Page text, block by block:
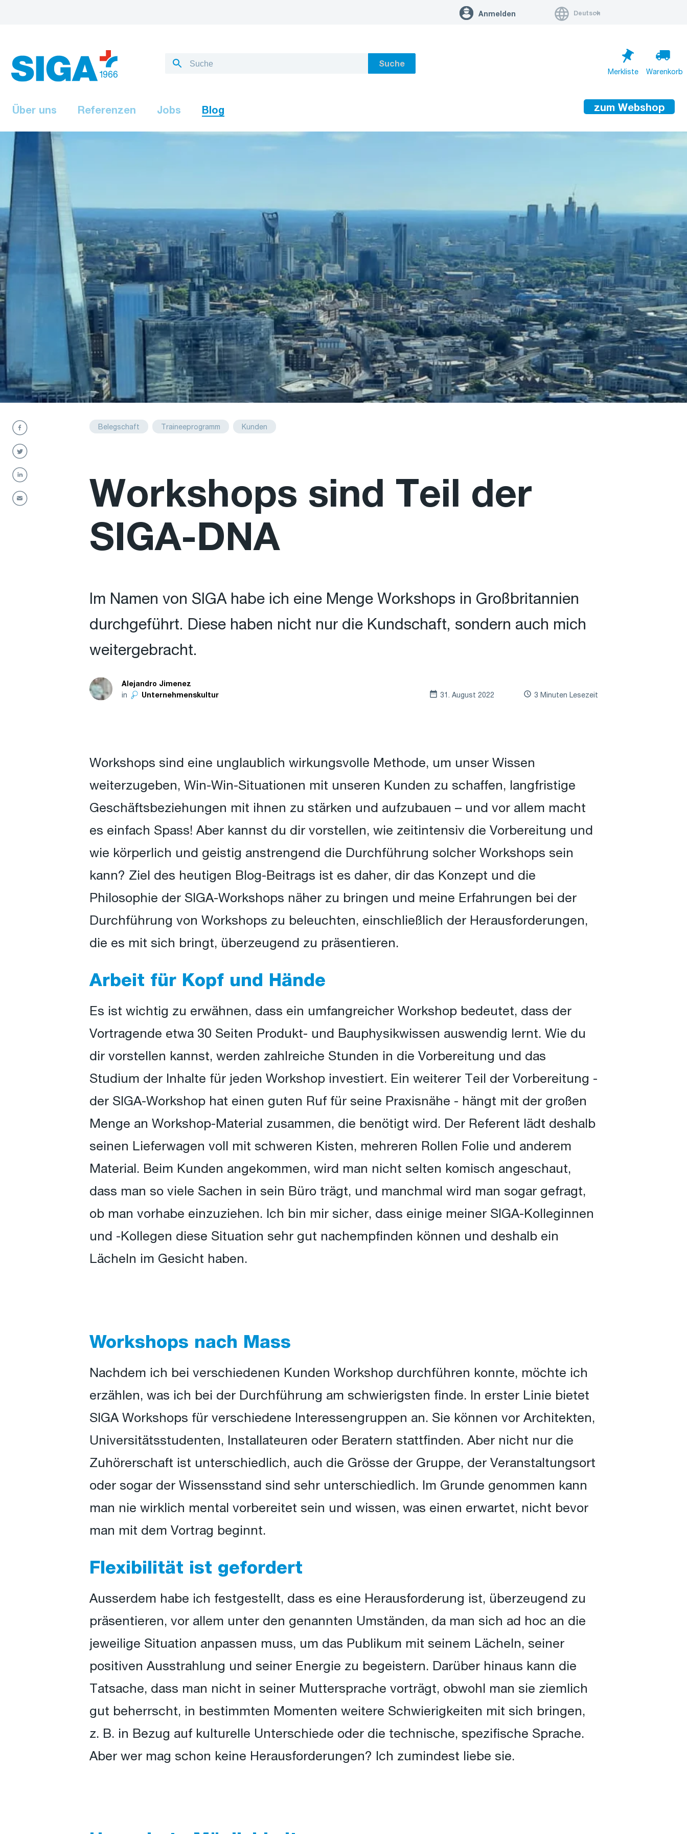
Anmelden Deutsch
Suche
Merkliste Warenkorb
Über uns Referenzen Jobs Blog zum Webshop
Belegschaft Traineeprogramm Kunden
Workshops sind Teil der
SIGA-DNA
Im Namen von SIGA habe ich eine Menge Workshops in Großbritannien
durchgeführt. Diese haben nicht nur die Kundschaft, sondern auch mich
weitergebracht.
Alejandro Jimenez
in Unternehmenskultur 31. August 2022 3 Minuten Lesezeit
Workshops sind eine unglaublich wirkungsvolle Methode, um unser Wissen
weiterzugeben, Win-Win-Situationen mit unseren Kunden zu schaffen, langfristige
Geschäftsbeziehungen mit ihnen zu stärken und aufzubauen – und vor allem macht
es einfach Spass! Aber kannst du dir vorstellen, wie zeitintensiv die Vorbereitung und
wie körperlich und geistig anstrengend die Durchführung solcher Workshops sein
kann? Ziel des heutigen Blog-Beitrags ist es daher, dir das Konzept und die
Philosophie der SIGA-Workshops näher zu bringen und meine Erfahrungen bei der
Durchführung von Workshops zu beleuchten, einschließlich der Herausforderungen,
die es mit sich bringt, überzeugend zu präsentieren.
Arbeit für Kopf und Hände
Es ist wichtig zu erwähnen, dass ein umfangreicher Workshop bedeutet, dass der
Vortragende etwa 30 Seiten Produkt- und Bauphysikwissen auswendig lernt. Wie du
dir vorstellen kannst, werden zahlreiche Stunden in die Vorbereitung und das
Studium der Inhalte für jeden Workshop investiert. Ein weiterer Teil der Vorbereitung -
der SIGA-Workshop hat einen guten Ruf für seine Praxisnähe - hängt mit der großen
Menge an Workshop-Material zusammen, die benötigt wird. Der Referent lädt deshalb
seinen Lieferwagen voll mit schweren Kisten, mehreren Rollen Folie und anderem
Material. Beim Kunden angekommen, wird man nicht selten komisch angeschaut,
dass man so viele Sachen in sein Büro trägt, und manchmal wird man sogar gefragt,
ob man vorhabe einzuziehen. Ich bin mir sicher, dass einige meiner SIGA-Kolleginnen
und -Kollegen diese Situation sehr gut nachempfinden können und deshalb ein
Lächeln im Gesicht haben.
Workshops nach Mass
Nachdem ich bei verschiedenen Kunden Workshop durchführen konnte, möchte ich
erzählen, was ich bei der Durchführung am schwierigsten finde. In erster Linie bietet
SIGA Workshops für verschiedene Interessengruppen an. Sie können vor Architekten,
Universitätsstudenten, Installateuren oder Beratern stattfinden. Aber nicht nur die
Zuhörerschaft ist unterschiedlich, auch die Grösse der Gruppe, der Veranstaltungsort
oder sogar der Wissensstand sind sehr unterschiedlich. Im Grunde genommen kann
man nie wirklich mental vorbereitet sein und wissen, was einen erwartet, nicht bevor
man mit dem Vortrag beginnt.
Flexibilität ist gefordert
Ausserdem habe ich festgestellt, dass es eine Herausforderung ist, überzeugend zu
präsentieren, vor allem unter den genannten Umständen, da man sich ad hoc an die
jeweilige Situation anpassen muss, um das Publikum mit seinem Lächeln, seiner
positiven Ausstrahlung und seiner Energie zu begeistern. Darüber hinaus kann die
Tatsache, dass man nicht in seiner Muttersprache vorträgt, obwohl man sie ziemlich
gut beherrscht, in bestimmten Momenten weitere Schwierigkeiten mit sich bringen,
z. B. in Bezug auf kulturelle Unterschiede oder die technische, spezifische Sprache.
Aber wer mag schon keine Herausforderungen? Ich zumindest liebe sie.